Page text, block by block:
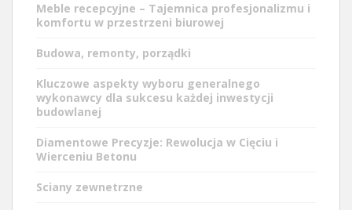
Meble recepcyjne – Tajemnica profesjonalizmu i
komfortu w przestrzeni biurowej
Budowa, remonty, porządki
Kluczowe aspekty wyboru generalnego
wykonawcy dla sukcesu każdej inwestycji
budowlanej
Diamentowe Precyzje: Rewolucja w Cięciu i
Wierceniu Betonu
Sciany zewnetrzne